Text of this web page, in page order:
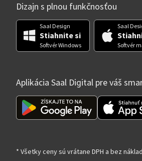
Dizajn s plnou funkčnosťou
Saal Design
Stiahnite si
Softvér Windows
Saal
Softvér
Aplikácia Saal Digital pre váš
* Všetky ceny sú vrátane DPH a bez